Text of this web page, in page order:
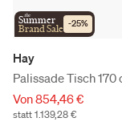
the
Summer
Brand Sale -25%
Hay
Palissade Tisch 170
Von 854,46 €
statt 1.139,28 €